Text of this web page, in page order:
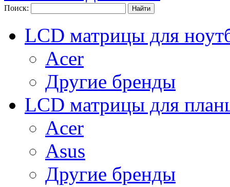
Поиск:
LCD матрицы для
Acer
Другие бренды
LCD матрицы для
Acer
Asus
Другие бренды